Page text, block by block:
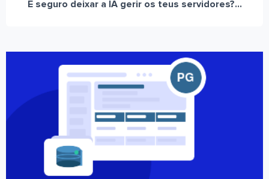
É seguro deixar a IA gerir os teus servidores?...